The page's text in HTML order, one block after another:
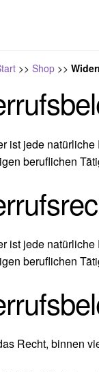
>>Shop >>
ist jede
beruflichen
ist jede
beruflichen
Recht, binnen